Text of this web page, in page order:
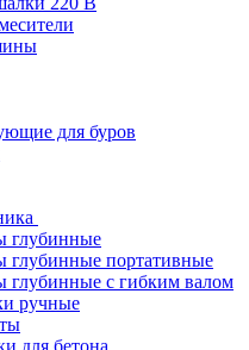
для буров
глубинные
глубинные портативные
глубинные с гибким валом
ручные
для бетона